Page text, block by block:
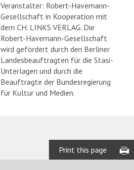
Veranstalter: Robert-Havemann-
Gesellschaft in Kooperation mit
dem CH. LINKS VERLAG. Die
Robert-Havemann-Gesellschaft
wird gefördert durch den Berliner
Landesbeauftragten für die Stasi-
Unterlagen und durch die
Beauftragte der Bundesregierung
für Kultur und Medien.
Print this page